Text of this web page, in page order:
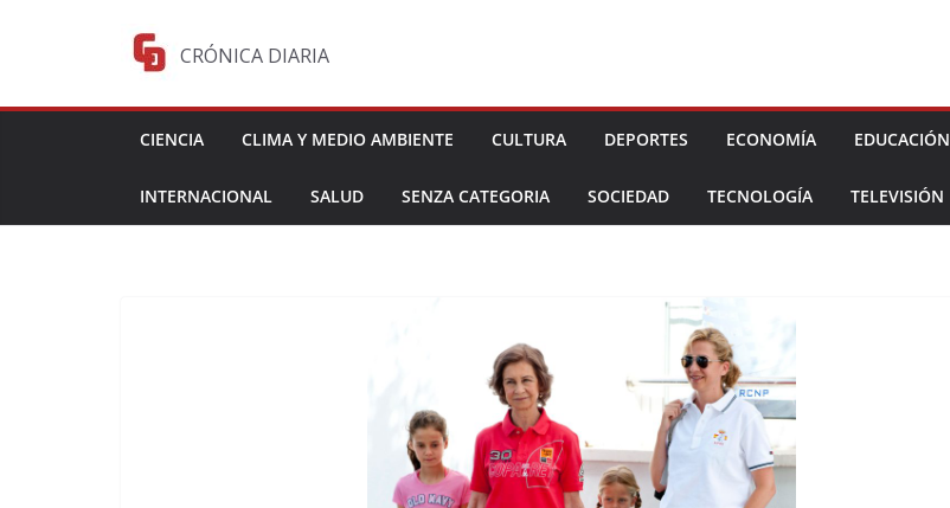
CRÓNICA DIARIA
CIENCIA CLIMA Y MEDIO AMBIENTE CULTURA DEPORTES ECONOMÍA EDUCACIÓN
INTERNACIONAL SALUD SENZA CATEGORIA SOCIEDAD TECNOLOGÍA TELEVISIÓN